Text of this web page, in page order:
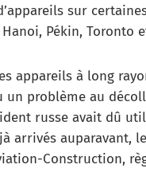
sur
Pékin, Toronto
appareils à long
un problème au
russe avait dû
arrivés auparavant,
Construction,